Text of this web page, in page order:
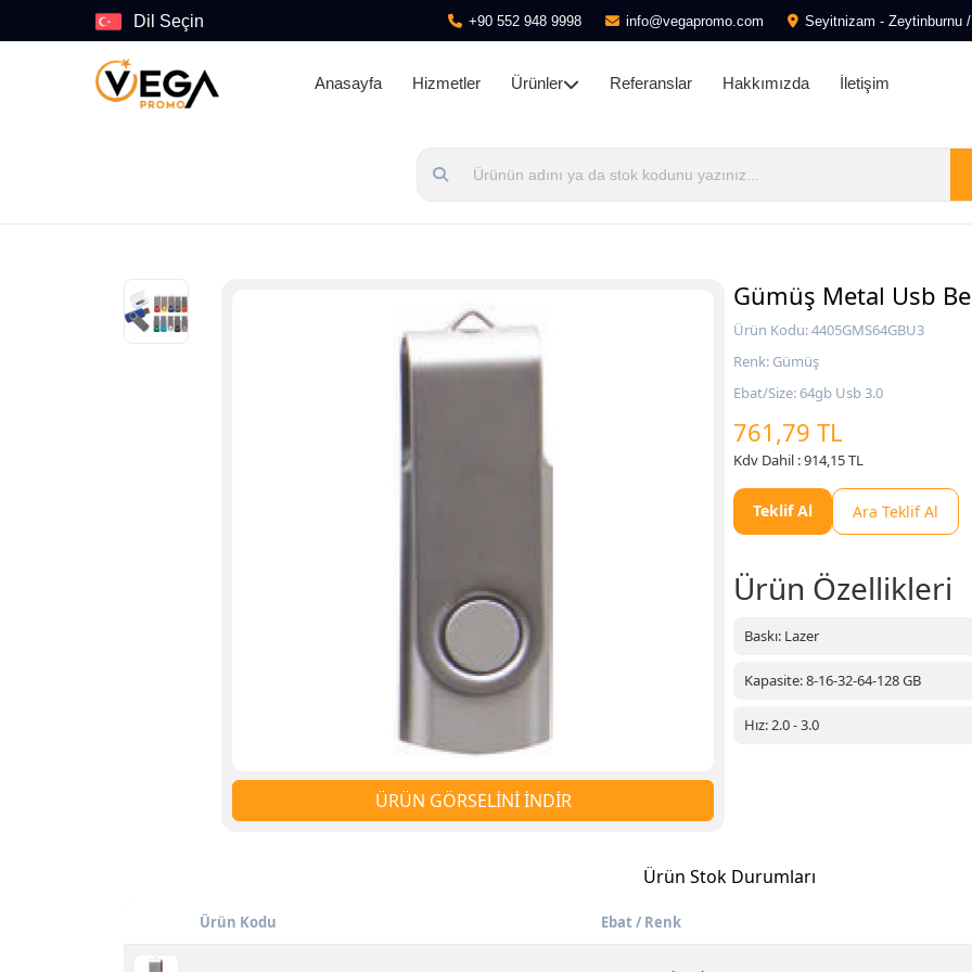
Dil Seçin +90 552 948 9998 info@vegapromo.com Seyitnizam - Zeytinburnu
Anasayfa Hizmetler Ürünler Referanslar Hakkımızda İletişim
ÜRÜN GÖRSELİNİ İNDİR
Gümüş Metal Usb
Ürün Kodu: 4405GMS64GBU3
Renk: Gümüş
Ebat/Size: 64gb Usb 3.0
761,79 TL
Kdv Dahil : 914,15 TL
Teklif Al Ara Teklif Al
Ürün Özellikleri
Baskı: Lazer
Kapasite: 8-16-32-64-128 GB
Hız: 2.0 - 3.0
Ürün Stok Durumları
Ürün Kodu Ebat / Renk